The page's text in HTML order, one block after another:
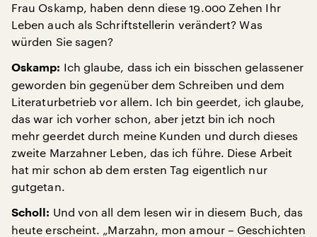
Frau Oskamp, haben denn diese 19.000 Zehen Ihr
Leben auch als Schriftstellerin verändert? Was
würden Sie sagen?
Oskamp: Ich glaube, dass ich ein bisschen gelassener
geworden bin gegenüber dem Schreiben und dem
Literaturbetrieb vor allem. Ich bin geerdet, ich glaube,
das war ich vorher schon, aber jetzt bin ich noch
mehr geerdet durch meine Kunden und durch dieses
zweite Marzahner Leben, das ich führe. Diese Arbeit
hat mir schon ab dem ersten Tag eigentlich nur
gutgetan.
Scholl: Und von all dem lesen wir in diesem Buch, das
heute erscheint. „Marzahn, mon amour – Geschichten